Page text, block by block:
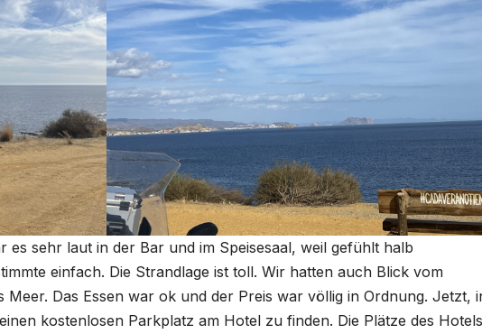
es sehr laut in der Bar und im Speisesaal, weil gefühlt halb
einfach. Die Strandlage ist toll. Wir hatten auch Blick vom
Das Essen war ok und der Preis war völlig in Ordnung. Jetzt,
kostenlosen Parkplatz am Hotel zu finden. Die Plätze des Hotels